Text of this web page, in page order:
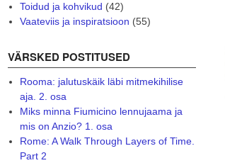
Toidud ja kohvikud (42)
Vaateviis ja inspiratsioon (55)
VÄRSKED POSTITUSED
Rooma: jalutuskäik läbi mitmekihilise
aja. 2. osa
Miks minna Fiumicino lennujaama ja
mis on Anzio? 1. osa
Rome: A Walk Through Layers of Time.
Part 2